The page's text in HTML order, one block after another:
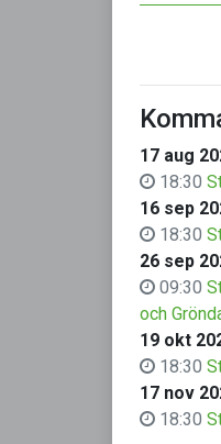
17 aug
18:30
16 sep
18:30
26 sep
09:30
och
19 okt
18:30
17 nov
18:30